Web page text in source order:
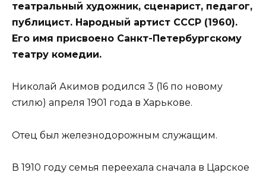
театральный художник, сценарист, педагог,
публицист. Народный артист СССР (1960).
Его имя присвоено Санкт-Петербургскому
театру комедии.
Николай Акимов родился 3 (16 по новому
стилю) апреля 1901 года в Харькове.
Отец был железнодорожным служащим.
В 1910 году семья переехала сначала в Царское